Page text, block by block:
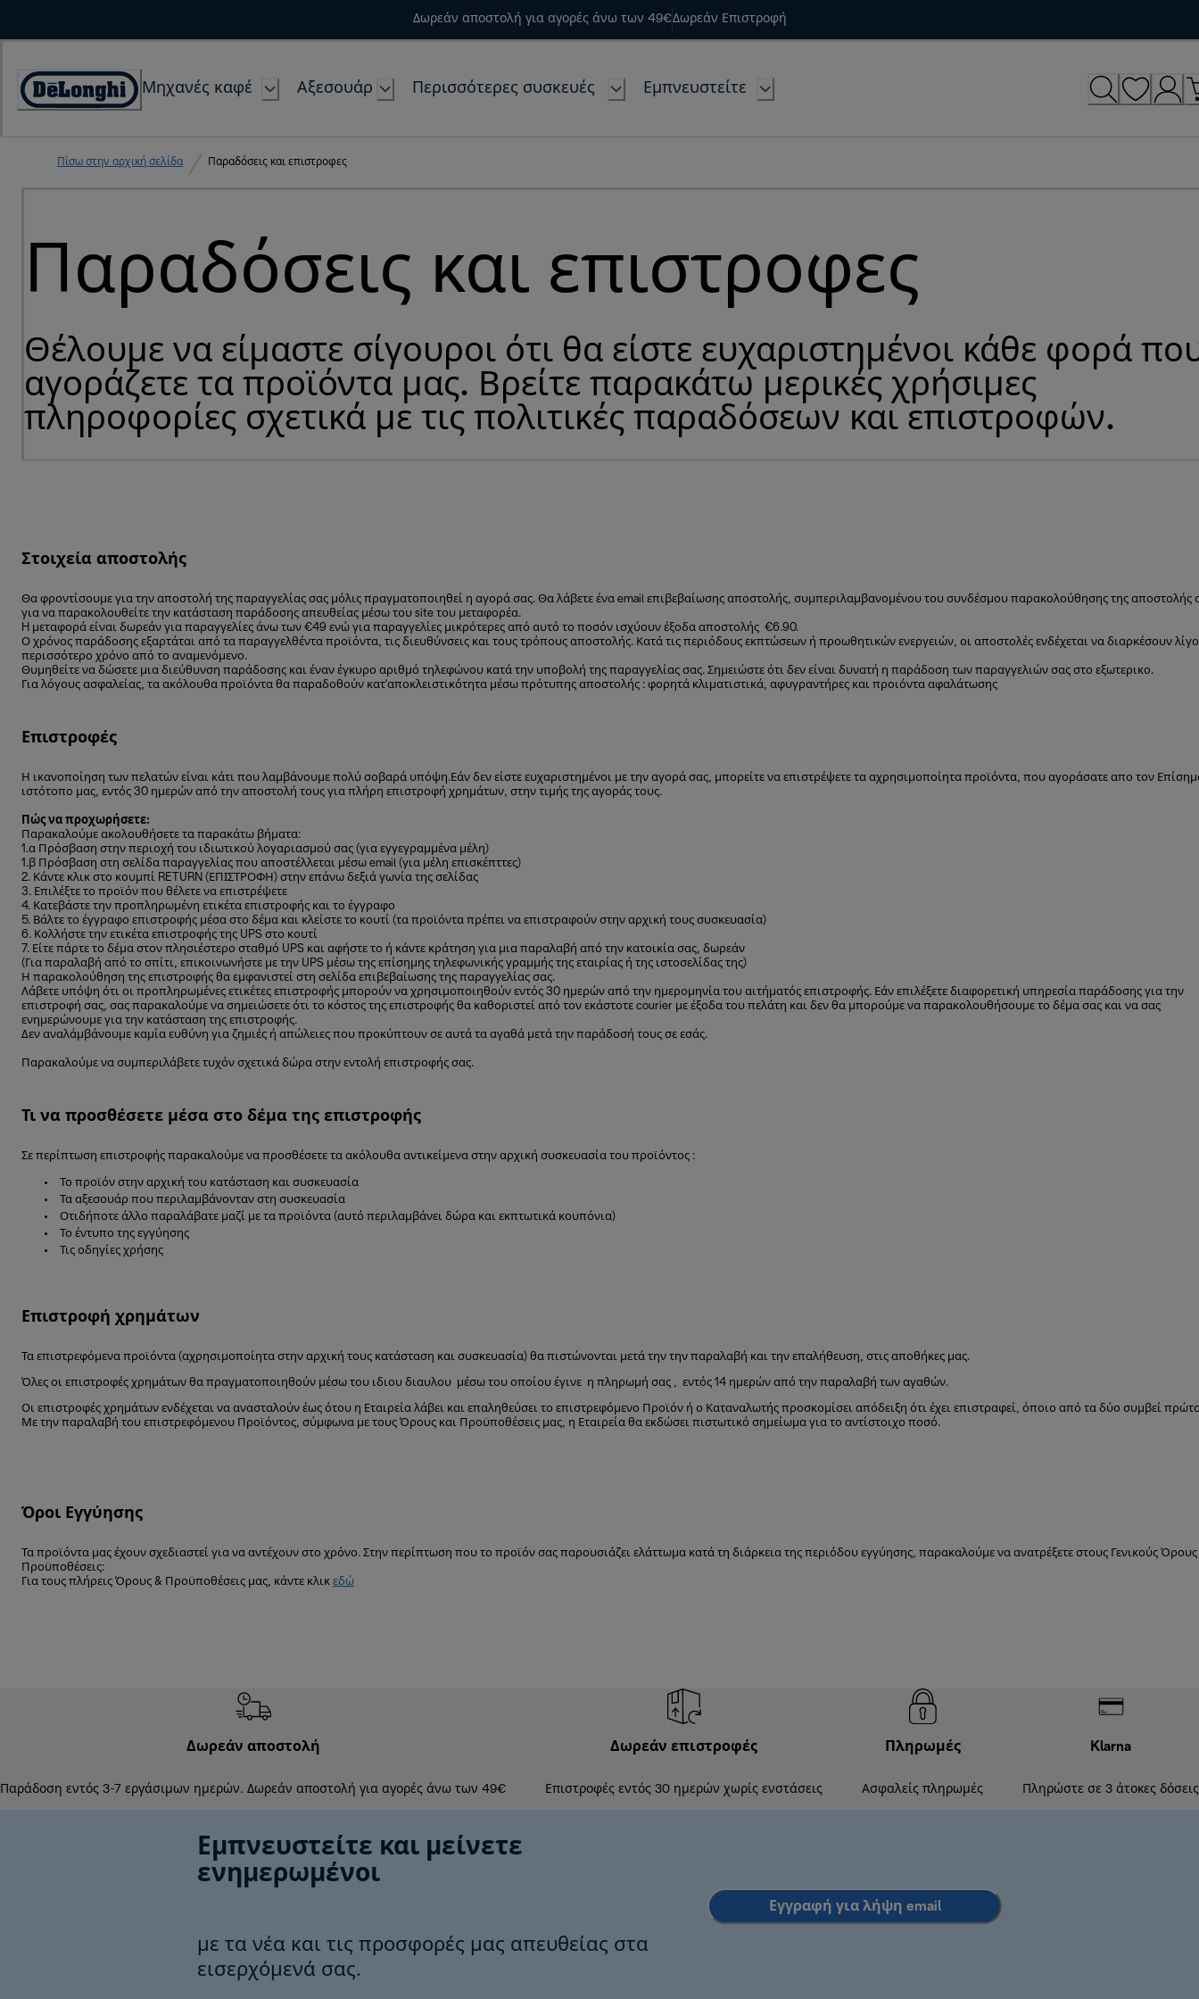
Δωρεάν αποστολή για αγορές άνω των 49€Δωρεάν Επιστροφή
Accessibility
Μηχανές καφέ Αξεσουάρ Περισσότερες συσκευές Εμπνευστείτε
Πίσω στην αρχική σελίδα Παραδόσεις και επιστροφες
Παραδόσεις και επιστροφες
Θέλουμε να είμαστε σίγουροι ότι θα είστε ευχαριστημένοι κάθε φορά
αγοράζετε τα προϊόντα μας. Βρείτε παρακάτω μερικές χρήσιμες
πληροφορίες σχετικά με τις πολιτικές παραδόσεων και επιστροφών.
Στοιχεία αποστολής
Θα φροντίσουμε για την αποστολή της παραγγελίας σας μόλις πραγματοποιηθεί η αγορά σας. Θα λάβετε ένα email επιβεβαίωσης αποστολής, συμπεριλαμβανομένου του συνδέσμου παρακολούθησης της αποστολής
για να παρακολουθείτε την κατάσταση παράδοσης απευθείας μέσω του site του μεταφορέα.
H μεταφορά είναι δωρεάν για παραγγελίες άνω των €49 ενώ για παραγγελίες μικρότερες από αυτό το ποσόν ισχύουν έξοδα αποστολής €6.90.
Ο χρόνος παράδοσης εξαρτάται από τα παραγγελθέντα προϊόντα, τις διευθύνσεις και τους τρόπους αποστολής. Κατά τις περιόδους εκπτώσεων ή προωθητικών ενεργειών, οι αποστολές ενδέχεται να διαρκέσουν λίγο
περισσότερο χρόνο από το αναμενόμενο.
Θυμηθείτε να δώσετε μια διεύθυνση παράδοσης και έναν έγκυρο αριθμό τηλεφώνου κατά την υποβολή της παραγγελίας σας. Σημειώστε ότι δεν είναι δυνατή η παράδοση των παραγγελιών σας στο εξωτερικο.
Για λόγους ασφαλείας, τα ακόλουθα προϊόντα θα παραδοθούν κατ'αποκλειστικότητα μέσω πρότυπης αποστολής : φορητά κλιματιστικά, αφυγραντήρες και προιόντα αφαλάτωσης
Επιστροφές
Η ικανοποίηση των πελατών είναι κάτι που λαμβάνουμε πολύ σοβαρά υπόψη.Εάν δεν είστε ευχαριστημένοι με την αγορά σας, μπορείτε να επιστρέψετε τα αχρησιμοποίητα προϊόντα, που αγοράσατε απο τον
ιστότοπο μας, εντός 30 ημερών από την αποστολή τους για πλήρη επιστροφή χρημάτων, στην τιμής της αγοράς τους.
Πώς να προχωρήσετε:
Παρακαλούμε ακολουθήσετε τα παρακάτω βήματα:
1.α Πρόσβαση στην περιοχή του ιδιωτικού λογαριασμού σας (για εγγεγραμμένα μέλη)
1.β Πρόσβαση στη σελίδα παραγγελίας που αποστέλλεται μέσω email (για μέλη επισκέπττες)
2. Κάντε κλικ στο κουμπί RETURN (ΕΠΙΣΤΡΟΦΗ) στην επάνω δεξιά γωνία της σελίδας
3. Επιλέξτε το προϊόν που θέλετε να επιστρέψετε
4. Κατεβάστε την προπληρωμένη ετικέτα επιστροφής και το έγγραφο
5. Βάλτε το έγγραφο επιστροφής μέσα στο δέμα και κλείστε το κουτί (τα προϊόντα πρέπει να επιστραφούν στην αρχική τους συσκευασία)
6. Κολλήστε την ετικέτα επιστροφής της UPS στο κουτί
7. Είτε πάρτε το δέμα στον πλησιέστερο σταθμό UPS και αφήστε το ή κάντε κράτηση για μια παραλαβή από την κατοικία σας, δωρεάν
(Για παραλαβή από το σπίτι, επικοινωνήστε με την UPS μέσω της επίσημης τηλεφωνικής γραμμής της εταιρίας ή της ιστοσελίδας της)
Η παρακολούθηση της επιστροφής θα εμφανιστεί στη σελίδα επιβεβαίωσης της παραγγελίας σας.
Λάβετε υπόψη ότι οι προπληρωμένες ετικέτες επιστροφής μπορούν να χρησιμοποιηθούν εντός 30 ημερών από την ημερομηνία του αιτήματός επιστροφής. Εάν επιλέξετε διαφορετική υπηρεσία παράδοσης για την
επιστροφή σας, σας παρακαλούμε να σημειώσετε ότι το κόστος της επιστροφής θα καθοριστεί από τον εκάστοτε courier με έξοδα του πελάτη και δεν θα μπορούμε να παρακολουθήσουμε το δέμα σας και να σας
ενημερώνουμε για την κατάσταση της επιστροφής.
Δεν αναλάμβάνουμε καμία ευθύνη για ζημιές ή απώλειες που προκύπτουν σε αυτά τα αγαθά μετά την παράδοσή τους σε εσάς.
Παρακαλούμε να συμπεριλάβετε τυχόν σχετικά δώρα στην εντολή επιστροφής σας.
Τι να προσθέσετε μέσα στο δέμα της επιστροφής
Σε περίπτωση επιστροφής παρακαλούμε να προσθέσετε τα ακόλουθα αντικείμενα στην αρχική συσκευασία του προϊόντος :
Το προϊόν στην αρχική του κατάσταση και συσκευασία
Τα αξεσουάρ που περιλαμβάνονταν στη συσκευασία
Οτιδήποτε άλλο παραλάβατε μαζί με τα προϊόντα (αυτό περιλαμβάνει δώρα και εκπτωτικά κουπόνια)
Το έντυπο της εγγύησης
Τις οδηγίες χρήσης
Επιστροφή χρημάτων
Τα επιστρεφόμενα προϊόντα (αχρησιμοποίητα στην αρχική τους κατάσταση και συσκευασία) θα πιστώνονται μετά την την παραλαβή και την επαλήθευση, στις αποθήκες μας.
Όλες οι επιστροφές χρημάτων θα πραγματοποιηθούν μέσω του ιδιου διαυλου μέσω του οποίου έγινε η πληρωμή σας , εντός 14 ημερών από την παραλαβή των αγαθών.
Οι επιστροφές χρημάτων ενδέχεται να ανασταλούν έως ότου η Εταιρεία λάβει και επαληθεύσει το επιστρεφόμενο Προϊόν ή ο Καταναλωτής προσκομίσει απόδειξη ότι έχει επιστραφεί, όποιο από τα δύο συμβεί
Με την παραλαβή του επιστρεφόμενου Προϊόντος, σύμφωνα με τους Όρους και Προϋποθέσεις μας, η Εταιρεία θα εκδώσει πιστωτικό σημείωμα για το αντίστοιχο ποσό.
Όροι Εγγύησης
Τα προϊόντα μας έχουν σχεδιαστεί για να αντέχουν στο χρόνο. Στην περίπτωση που το προϊόν σας παρουσιάζει ελάττωμα κατά τη διάρκεια της περιόδου εγγύησης, παρακαλούμε να ανατρέξετε στους Γενικούς Όρους
Προϋποθέσεις:
Για τους πλήρεις Όρους & Προϋποθέσεις μας, κάντε κλικ εδώ
Δωρεάν αποστολή
Παράδοση εντός 3-7 εργάσιμων ημερών. Δωρεάν αποστολή για αγορές άνω των 49€
Δωρεάν επιστροφές
Επιστροφές εντός 30 ημερών χωρίς ενστάσεις
Πληρωμές
Ασφαλείς πληρωμές
Klarna
Πληρώστε σε 3 άτοκες δόσεις
Εμπνευστείτε και μείνετε
ενημερωμένοι
με τα νέα και τις προσφορές μας απευθείας στα
εισερχόμενά σας.
Εγγραφή για λήψη email